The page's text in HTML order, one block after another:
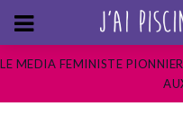
LE MEDIA FEMINISTE